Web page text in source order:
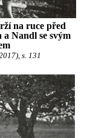
na ruce před
a Nandl se svým
s. 131